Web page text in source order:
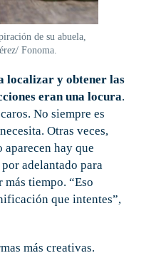
de su abuela,
Fonoma.
localizar y obtener las
eran una locura.
No siempre es
Otras veces,
aparecen hay que
adelantado para
tiempo. “Eso
que intentes”,
más creativas.